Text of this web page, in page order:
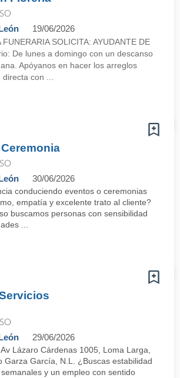
19/06/2026
FUNERARIA SOLICITA: AYUDANTE DE
De lunes a domingo con un descanso
Apóyanos en hacer los arreglos
con ...
30/06/2026
conduciendo eventos o ceremonias
empatía y excelente trato al cliente?
buscamos personas con sensibilidad
...
29/06/2026
Lázaro Cárdenas 1005, Loma Larga,
Garza García, N.L. ¿Buscas estabilidad
y un empleo con sentido